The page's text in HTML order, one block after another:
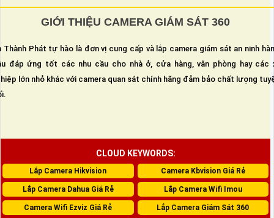
GIỚI THIỆU CAMERA GIÁM SÁT 360
Thành Phát tự hào là đơn vị cung cấp và lắp camera giám sát an ninh
đáp ứng tốt các nhu cầu cho nhà ở, cửa hàng, văn phòng hay các
lớn nhỏ khác với camera quan sát chính hãng đảm bảo chất lượng
CLOUD KEYWORDS:
Lắp Camera Hikvision Camera Kbvision Giá Rẻ
Lắp Camera Dahua Giá Rẻ Lắp Camera Wifi Imou
Camera Wifi Ezviz Giá Rẻ Lắp Camera Giám Sát 360